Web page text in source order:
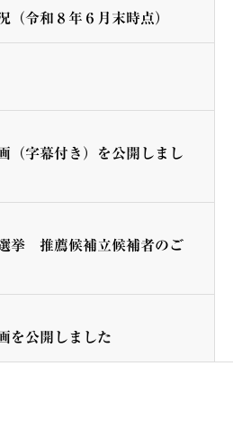
（令和８年６月末時点）
（字幕付き）を公開しまし
挙 推薦候補立候補者のご
を公開しました